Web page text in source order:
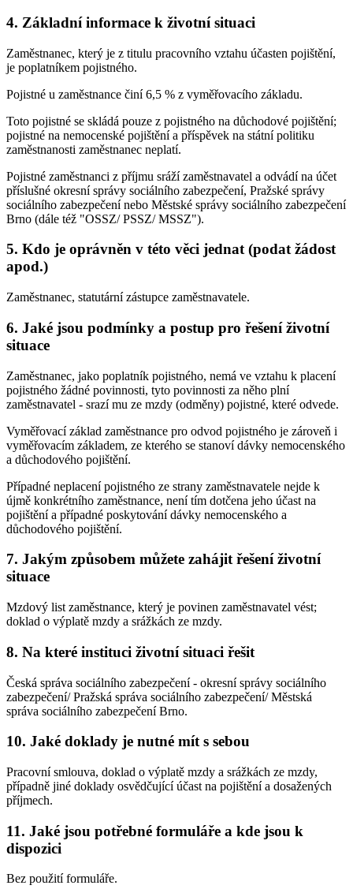
4. Základní informace k životní situaci
Zaměstnanec, který je z titulu pracovního vztahu účasten pojištění,
je poplatníkem pojistného.
Pojistné u zaměstnance činí 6,5 % z vyměřovacího základu.
Toto pojistné se skládá pouze z pojistného na důchodové pojištění;
pojistné na nemocenské pojištění a příspěvek na státní politiku
zaměstnanosti zaměstnanec neplatí.
Pojistné zaměstnanci z příjmu sráží zaměstnavatel a odvádí na účet
příslušné okresní správy sociálního zabezpečení, Pražské správy
sociálního zabezpečení nebo Městské správy sociálního zabezpečení
Brno (dále též "OSSZ/ PSSZ/ MSSZ").
5. Kdo je oprávněn v této věci jednat (podat žádost
apod.)
Zaměstnanec, statutární zástupce zaměstnavatele.
6. Jaké jsou podmínky a postup pro řešení životní
situace
Zaměstnanec, jako poplatník pojistného, nemá ve vztahu k placení
pojistného žádné povinnosti, tyto povinnosti za něho plní
zaměstnavatel - srazí mu ze mzdy (odměny) pojistné, které odvede.
Vyměřovací základ zaměstnance pro odvod pojistného je zároveň i
vyměřovacím základem, ze kterého se stanoví dávky nemocenského
a důchodového pojištění.
Případné neplacení pojistného ze strany zaměstnavatele nejde k
újmě konkrétního zaměstnance, není tím dotčena jeho účast na
pojištění a případné poskytování dávky nemocenského a
důchodového pojištění.
7. Jakým způsobem můžete zahájit řešení životní
situace
Mzdový list zaměstnance, který je povinen zaměstnavatel vést;
doklad o výplatě mzdy a srážkách ze mzdy.
8. Na které instituci životní situaci řešit
Česká správa sociálního zabezpečení - okresní správy sociálního
zabezpečení/ Pražská správa sociálního zabezpečení/ Městská
správa sociálního zabezpečení Brno.
10. Jaké doklady je nutné mít s sebou
Pracovní smlouva, doklad o výplatě mzdy a srážkách ze mzdy,
případně jiné doklady osvědčující účast na pojištění a dosažených
příjmech.
11. Jaké jsou potřebné formuláře a kde jsou k
dispozici
Bez použití formuláře.